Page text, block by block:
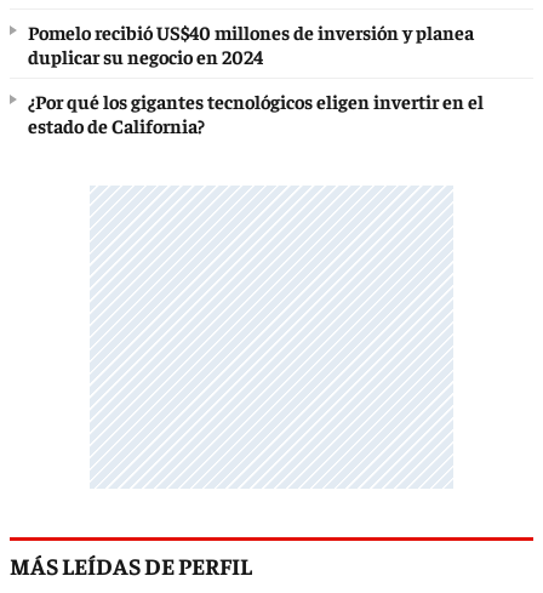
Pomelo recibió US$40 millones de inversión y planea
duplicar su negocio en 2024
¿Por qué los gigantes tecnológicos eligen invertir en el
estado de California?
MÁS LEÍDAS DE PERFIL